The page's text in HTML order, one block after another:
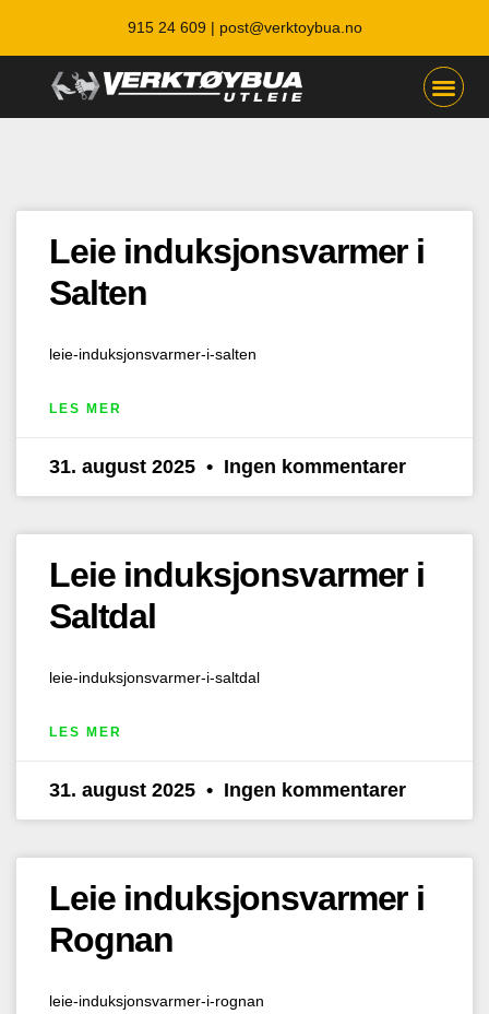
915 24 609 | post@verktoybua.no
Leie induksjonsvarmer i
Salten
leie-induksjonsvarmer-i-salten
LES MER
31. august 2025 Ingen kommentarer
Leie induksjonsvarmer i
Saltdal
leie-induksjonsvarmer-i-saltdal
LES MER
31. august 2025 Ingen kommentarer
Leie induksjonsvarmer i
Rognan
leie-induksjonsvarmer-i-rognan